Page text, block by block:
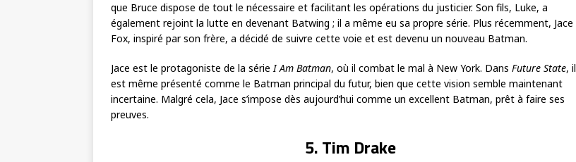
que Bruce dispose de tout le nécessaire et facilitant les opérations du justicier. Son fils, Luke, a
également rejoint la lutte en devenant Batwing ; il a même eu sa propre série. Plus récemment, Jace
Fox, inspiré par son frère, a décidé de suivre cette voie et est devenu un nouveau Batman.
Jace est le protagoniste de la sérieI Am Batman, où il combat le mal à New York. Dans Future State, il
est même présenté comme le Batman principal du futur, bien que cette vision semble maintenant
incertaine. Malgré cela, Jace s’impose dès aujourd’hui comme un excellent Batman, prêt à faire ses
preuves.
5. Tim Drake